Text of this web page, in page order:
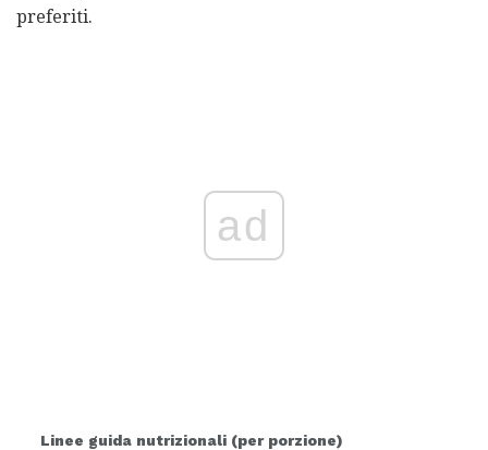
preferiti.
ad
Linee guida nutrizionali (per porzione)